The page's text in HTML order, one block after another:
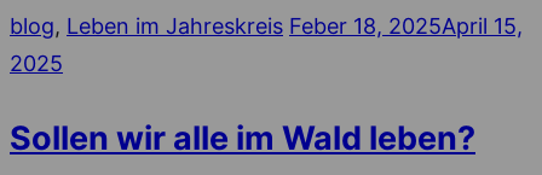
blog, Leben im Jahreskreis Posted
Feber 18, 2025April 15,
2025
Sollen wir alle im Wald leben?